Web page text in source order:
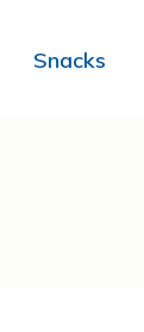
Snacks